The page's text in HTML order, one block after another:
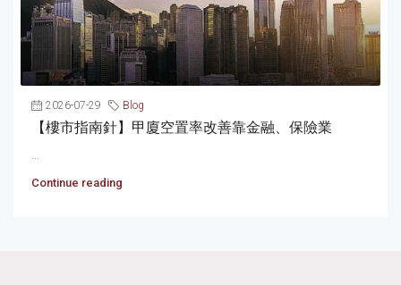
2026-07-29 Blog
【樓市指南針】甲廈空置率改善靠金融、保險業
Continue reading